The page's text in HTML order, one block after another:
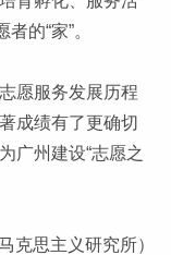
的“家”。
愿服务发展历程
成绩有了更确切
广州建设“志愿之
克思主义研究所）